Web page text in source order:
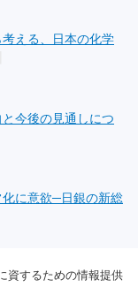
える、日本の化学
今後の見通しにつ
に意欲─日銀の新総
資するための情報提供